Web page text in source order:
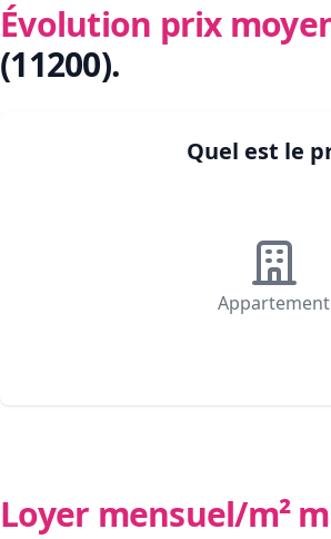
Évolution prix
(11200).
Quel est le
Appartement
Loyer mensuel/m²